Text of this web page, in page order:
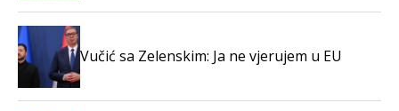
Vučić sa Zelenskim: Ja ne vjerujem u EU